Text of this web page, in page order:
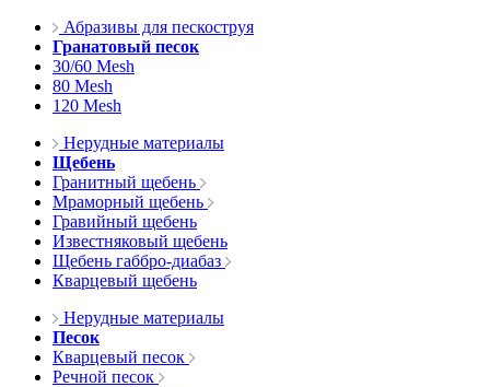
Абразивы для пескоструя
Гранатовый песок
30/60 Mesh
80 Mesh
120 Mesh
Нерудные материалы
Щебень
Гранитный щебень
Мраморный щебень
Гравийный щебень
Известняковый щебень
Щебень габбро-диабаз
Кварцевый щебень
Нерудные материалы
Песок
Кварцевый песок
Речной песок